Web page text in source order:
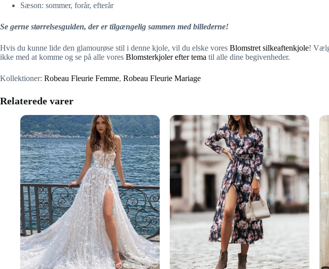
Sæson: sommer, forår, efterår
Se gerne størrelsesguiden, der er tilgængelig sammen med billederne!
Hvis du kunne lide den glamourøse stil i denne kjole, vil du elske vores Blomstret silkeaftenkjole!
ikke med at komme og se på alle vores Blomsterkjoler efter tema til alle dine begivenheder.
Kollektioner: Robeau Fleurie Femme, Robeau Fleurie Mariage
Relaterede varer